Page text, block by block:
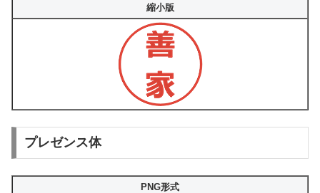
縮小版
プレゼンス体
PNG形式